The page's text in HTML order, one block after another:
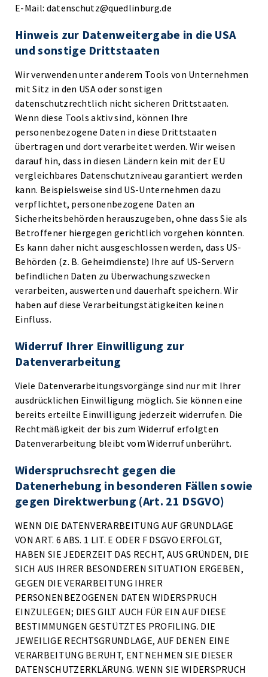
E-Mail: datenschutz@quedlinburg.de
Hinweis zur Datenweitergabe in die USA
und sonstige Drittstaaten
Wir verwenden unter anderem Tools von Unternehmen
mit Sitz in den USA oder sonstigen
datenschutzrechtlich nicht sicheren Drittstaaten.
Wenn diese Tools aktiv sind, können Ihre
personenbezogene Daten in diese Drittstaaten
übertragen und dort verarbeitet werden. Wir weisen
darauf hin, dass in diesen Ländern kein mit der EU
vergleichbares Datenschutzniveau garantiert werden
kann. Beispielsweise sind US-Unternehmen dazu
verpflichtet, personenbezogene Daten an
Sicherheitsbehörden herauszugeben, ohne dass Sie als
Betroffener hiergegen gerichtlich vorgehen könnten.
Es kann daher nicht ausgeschlossen werden, dass US-
Behörden (z. B. Geheimdienste) Ihre auf US-Servern
befindlichen Daten zu Überwachungszwecken
verarbeiten, auswerten und dauerhaft speichern. Wir
haben auf diese Verarbeitungstätigkeiten keinen
Einfluss.
Widerruf Ihrer Einwilligung zur
Datenverarbeitung
Viele Datenverarbeitungsvorgänge sind nur mit Ihrer
ausdrücklichen Einwilligung möglich. Sie können eine
bereits erteilte Einwilligung jederzeit widerrufen. Die
Rechtmäßigkeit der bis zum Widerruf erfolgten
Datenverarbeitung bleibt vom Widerruf unberührt.
Widerspruchsrecht gegen die
Datenerhebung in besonderen Fällen sowie
gegen Direktwerbung (Art. 21 DSGVO)
WENN DIE DATENVERARBEITUNG AUF GRUNDLAGE
VON ART. 6 ABS. 1 LIT. E ODER F DSGVO ERFOLGT,
HABEN SIE JEDERZEIT DAS RECHT, AUS GRÜNDEN, DIE
SICH AUS IHRER BESONDEREN SITUATION ERGEBEN,
GEGEN DIE VERARBEITUNG IHRER
PERSONENBEZOGENEN DATEN WIDERSPRUCH
EINZULEGEN; DIES GILT AUCH FÜR EIN AUF DIESE
BESTIMMUNGEN GESTÜTZTES PROFILING. DIE
JEWEILIGE RECHTSGRUNDLAGE, AUF DENEN EINE
VERARBEITUNG BERUHT, ENTNEHMEN SIE DIESER
DATENSCHUTZERKLÄRUNG. WENN SIE WIDERSPRUCH